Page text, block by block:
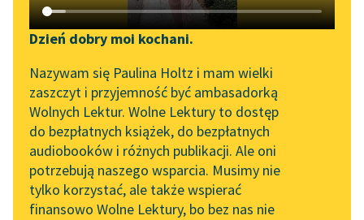
Katalog DAISY
Podkasty o książkach
Zgłoś brak utworu
Aktualności
„Prokurator Alicja Horn”
do słuchania
Byliśmy częścią AI Impact
Lab
Zapraszamy na spotkanie
Narzędzia
Mapa Wolnych Lektur
Leśmianator
Przewodnik dla piszących i
czytających
Dzień dobry moi kochani.
Nazywam się Paulina Holtz i mam wielki
zaszczyt i przyjemność być ambasadorką
Wolnych Lektur. Wolne Lektury to dostęp
do bezpłatnych książek, do bezpłatnych
audiobooków i różnych publikacji. Ale oni
potrzebują naszego wsparcia. Musimy nie
tylko korzystać, ale także wspierać
finansowo Wolne Lektury, bo bez nas nie
Sortuj:
prace naukowe Modernizm Jana Vaihingera